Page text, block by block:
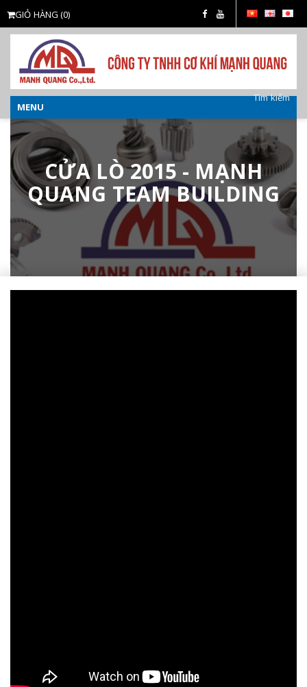
Tìm kiếm
GIỎ HÀNG (0)
MENU
CỬA LÒ 2015 - MẠNH
QUANG TEAM BUILDING